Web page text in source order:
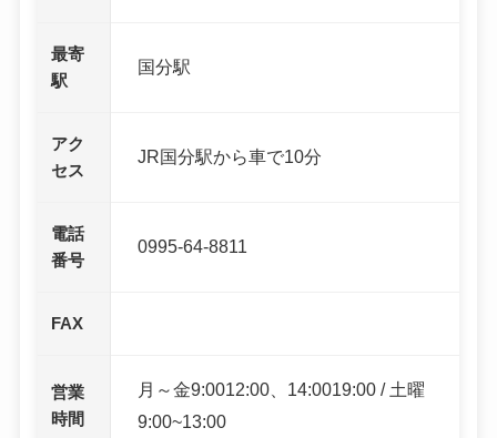
最寄
駅
国分駅
アク
セス
JR国分駅から車で10分
電話
番号
0995-64-8811
FAX
営業
時間
月～金9:0012:00、14:0019:00 / 土曜
9:00~13:00